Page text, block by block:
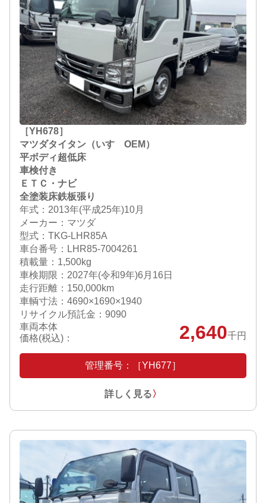
［YH678］
マツダタイタン（いすゞOEM）
平ボディ超低床
車検付き
ＥＴＣ・ナビ
全塗装床鉄板張り
年式：2013年(平成25年)10月
メーカー：マツダ
型式：TKG-LHR85A
車台番号：LHR85-7004261
積載量：1,500kg
車検期限： 2027年(令和9年)6月16日
走行距離：150,000km
車輌寸法：4690×1690×1940
リサイクル預託金：9090
車両本体
価格(税込)：
2,640千円
管理番号：［YH677］
詳しく見る〉